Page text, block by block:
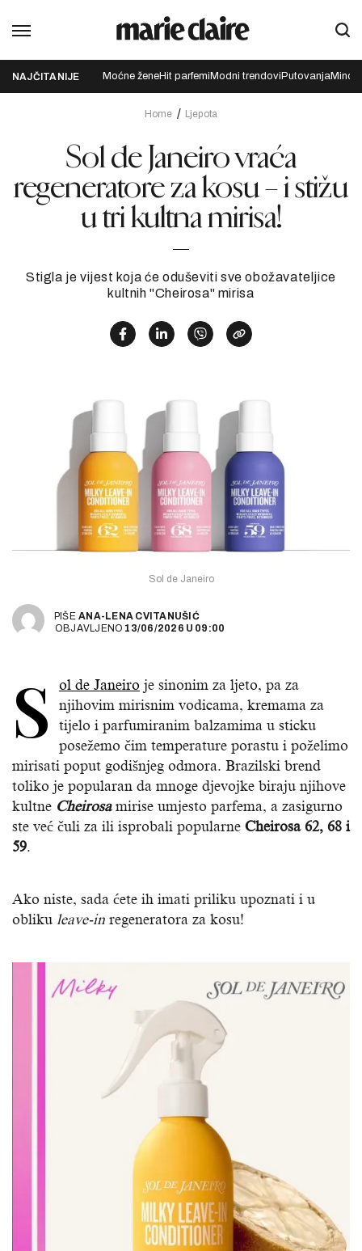
NAJČITANIJE Moćne ženeHit parfemi Modni trendovi Putovanja
Home Ljepota
Sol de Janeiro vraća
regeneratore za kosu – i stižu
u tri kultna mirisa!
Stigla je vijest koja će oduševiti sve obožavateljice
kultnih "Cheirosa" mirisa
Sol de Janeiro
PIŠEANA-LENA CVITANUŠIĆ
OBJAVLJENO 13/06/2026 U 09:00
S ol de Janeiro je sinonim za ljeto, pa za
njihovim mirisnim vodicama, kremama za
tijelo i parfumiranim balzamima u sticku
posežemo čim temperature porastu i poželimo
mirisati poput godišnjeg odmora. Brazilski brend
toliko je popularan da mnoge djevojke biraju njihove
kultne Cheirosa mirise umjesto parfema, a zasigurno
ste već čuli za ili isprobali popularne Cheirosa 62, 68 i
59.
Ako niste, sada ćete ih imati priliku upoznati i u
obliku leave-in regeneratora za kosu!